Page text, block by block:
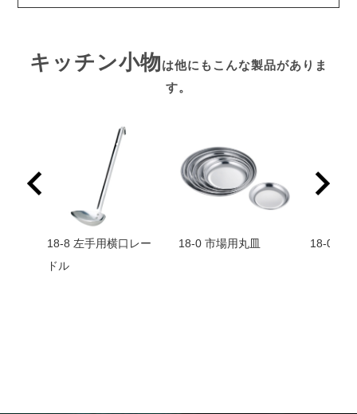
キッチン小物は他にもこんな製品がありま
す。
18-8 左手用横口レー
ドル
18-0 市場用丸皿 18-0 う